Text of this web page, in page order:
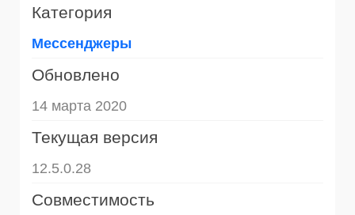
Категория
Mессенджеры
Обновлено
14 марта 2020
Текущая версия
12.5.0.28
Совместимость